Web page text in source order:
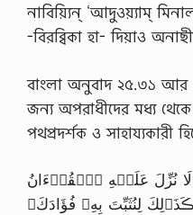
নাবিয়্যিন্ ‘আদুওয়্যাম্
-বিরব্বিকা হা- দিয়াও
বাংলা অনুবাদ ২৫.৩১ আর
জন্য অপরাধীদের মধ্য
পথপ্রদর্শক ও সাহায্যকারী
نُزِّلَ عَلَيۡهِ ٱلۡقُرۡءَانُ
لِنُثَبِّتَ بِهِۦ فُؤَادَكَ‌ۖ